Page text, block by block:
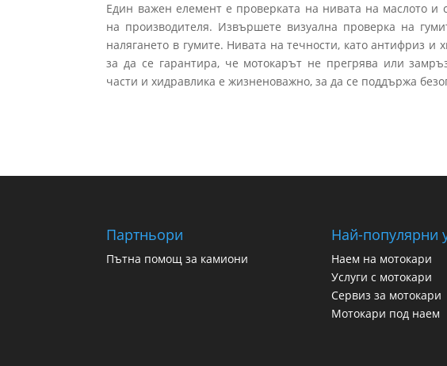
Един важен елемент е проверката на нивата на маслото и
на производителя. Извършете визуална проверка на
налягането в гумите. Нивата на течности, като антифриз
за да се гарантира, че мотокарът не прегрява или
части и хидравлика е жизненоважно, за да се поддържа
Партньори
Пътна помощ за камиони
Най-популярни
Наем на мотокари
Услуги с мотокари
Сервиз за мотокари
Мотокари под наем